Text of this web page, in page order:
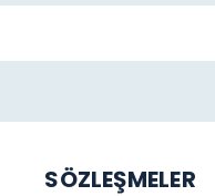
SÖZLEŞMELER